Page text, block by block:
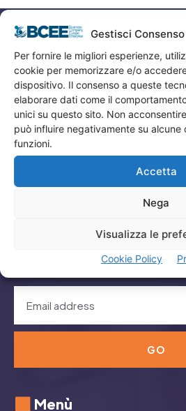
Gestisci
Per fornire le migliori esperienze,
cookie per memorizzare e/o
dispositivo. Il consenso a queste
elaborare dati come il
unici su questo sito. Non
può influire negativamente su alcune
funzioni.
Accetta
Nega
Visualizza le
Cookie Policy
Marketing Finanza Innovazione
Strada di Cardeto 57, Terni, Italia
T. +39 0744 462402 M. +39 388
Numero Verde Clienti +39
Cap. Sociale 500.000,00 euro
GO
Menù